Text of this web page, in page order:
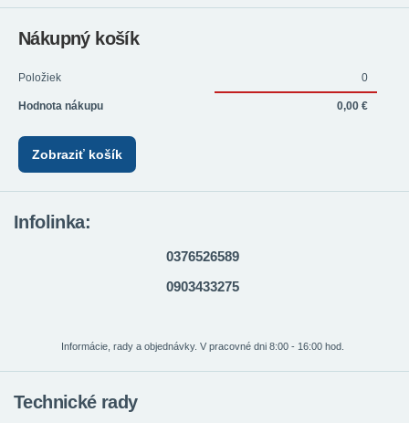
Nákupný košík
Položiek 0
Hodnota nákupu 0,00 €
Zobraziť košík
Infolinka:
0376526589
0903433275
Informácie, rady a objednávky. V pracovné dni 8:00 - 16:00 hod.
Technické rady